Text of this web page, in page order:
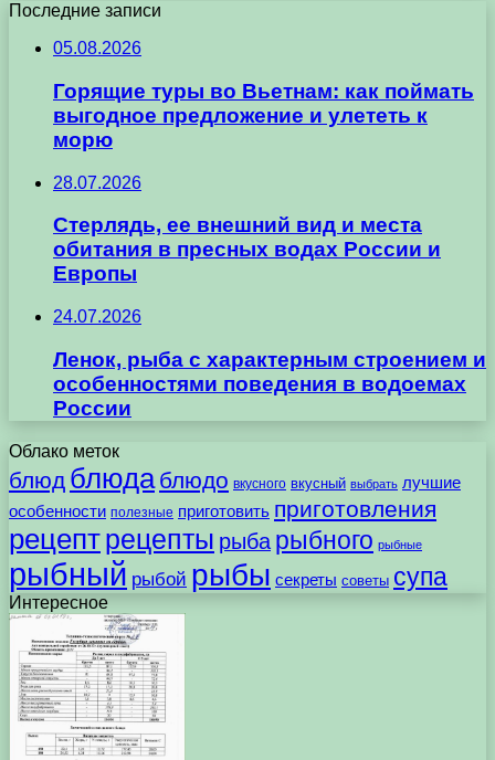
Последние записи
05.08.2026
Горящие туры во Вьетнам: как поймать
выгодное предложение и улететь к
морю
28.07.2026
Стерлядь, ее внешний вид и места
обитания в пресных водах России и
Европы
24.07.2026
Ленок, рыба с характерным строением и
особенностями поведения в водоемах
России
Облако меток
блюд блюда блюдо вкусного вкусный выбрать лучшие
особенности полезные приготовить приготовления
рецептрецепты рыба рыбного рыбные
рыбный рыбой рыбы секреты советы супа
Интересное